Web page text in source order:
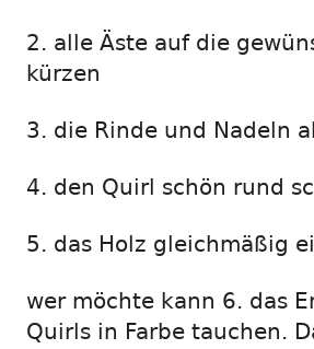
2. alle Äste auf die
kürzen
3. die Rinde und Nadeln
4. den Quirl schön rund
5. das Holz gleichmäßig
wer möchte kann 6. das
Quirls in Farbe tauchen.